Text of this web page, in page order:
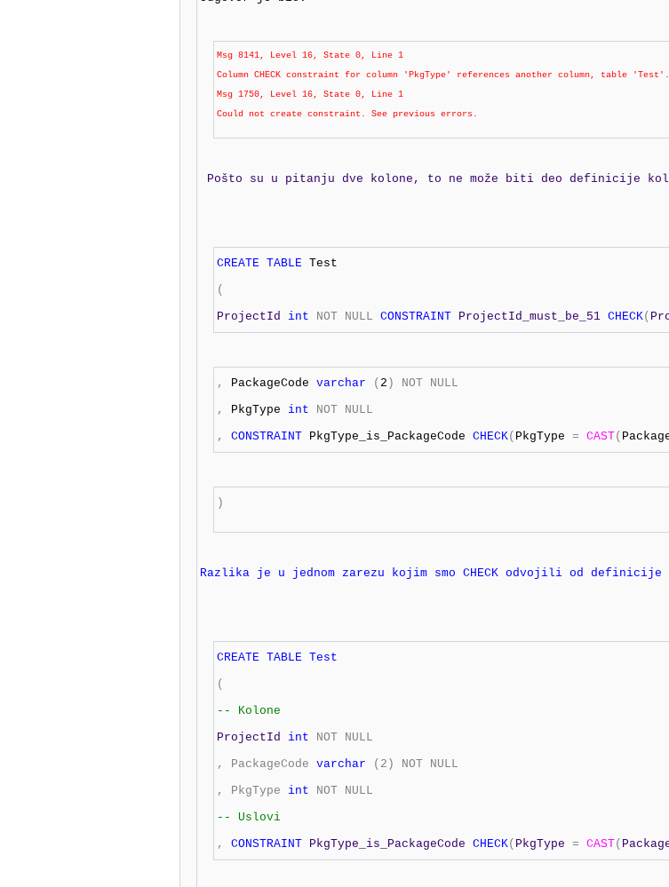
Msg 8141, Level 16, State 0, Line 1
Column CHECK constraint for column 'PkgType' references another column, table
Msg 1750, Level 16, State 0, Line 1
Could not create constraint. See previous errors.
Pošto su u pitanju dve kolone, to ne može biti deo definicije
CREATE TABLE Test
(
ProjectId int NOT NULL CONSTRAINT ProjectId_must_be_51 CHECK(
, PackageCode varchar ( 2 ) NOT NULL
,
PkgType int NOT NULL
,
CONSTRAINT PkgType_is_PackageCode CHECK( PkgType = CAST(
)
Razlika je u jednom zarezu kojim smo CHECK odvojili od
CREATE TABLE Test
(
-- Kolone
ProjectId int NOT NULL
,
PackageCode varchar ( 2 ) NOT NULL
,
PkgType int NOT NULL
-- Uslovi
,
CONSTRAINT PkgType_is_PackageCode CHECK( PkgType = CAST(